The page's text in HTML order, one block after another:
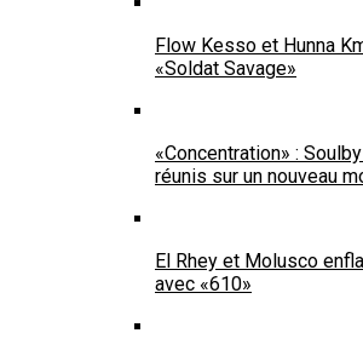
Flow Kesso et Hunna
«Soldat Savage»
«Concentration» :
réunis sur un nouveau
El Rhey et Molusco
avec «610»